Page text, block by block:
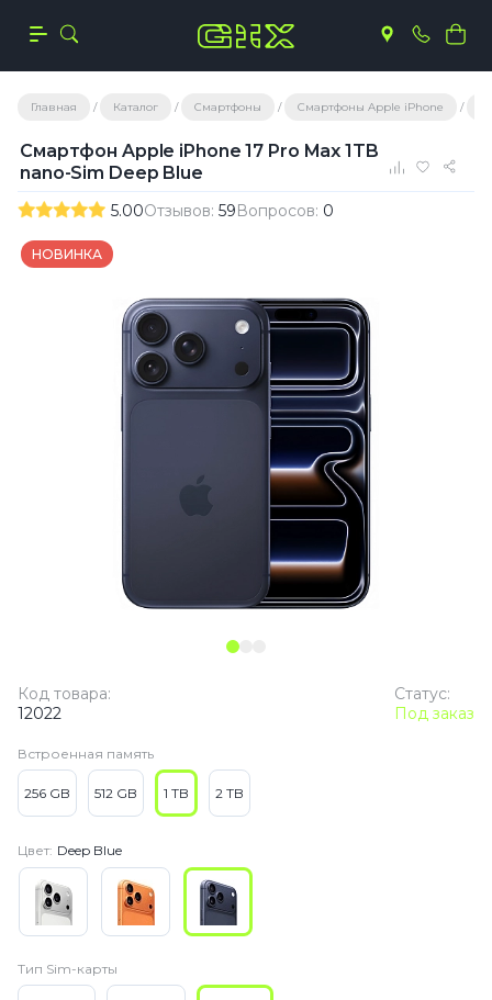
Главная Каталог Смартфоны Смартфоны Apple iPhone
Смартфон Apple iPhone 17 Pro Max 1TB
nano-Sim Deep Blue
5.00Отзывов: 59Вопросов: 0
НОВИНКА
Статус:
Под заказ
Код товара:
12022
Встроенная память
256 GB 512 GB 1 TB 2 TB
Цвет: Deep Blue
Тип Sim-карты